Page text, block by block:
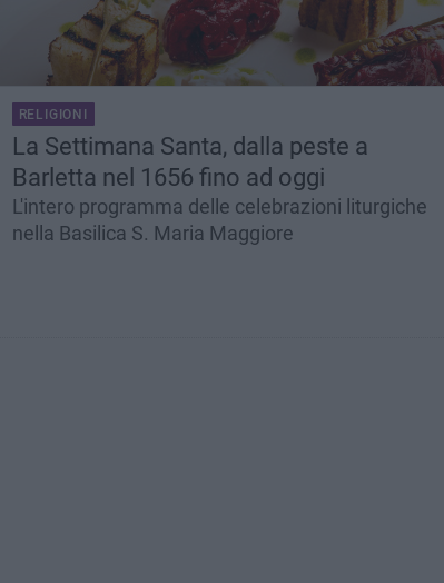
RELIGIONI
La Settimana Santa, dalla peste a
Barletta nel 1656 fino ad oggi
L'intero programma delle celebrazioni liturgiche
nella Basilica S. Maria Maggiore